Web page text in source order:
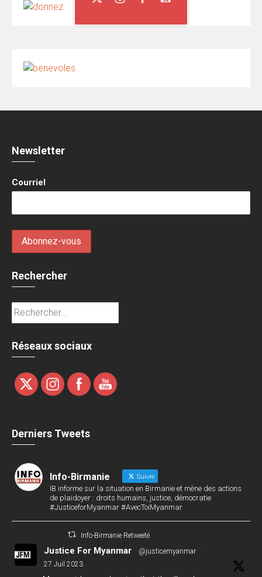
Newsletter
Courriel
Rechercher
Rechercher :
Réseaux sociaux
Derniers Tweets
Info-Birmanie Suivre
IB informe sur la situation en Birmanie et mène des actions
de plaidoyer : droits humains, justice, démocratie
#JusticeforMyanmar #AvecToiMyanmar
Info-Birmanie Retweeté
Justice For Myanmar @justicemyanmar
·
27 Juil 2023